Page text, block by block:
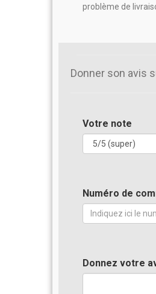
problème de
Donner son avis
Votre note
Numéro de
Donnez votre